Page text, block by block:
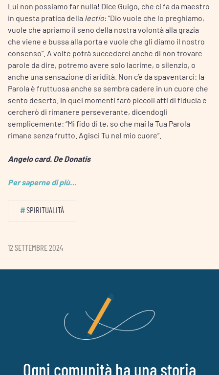
Lui non possiamo far nulla! Dice Guigo, che ci fa da maestro
in questa pratica della lectio: “Dio vuole che lo preghiamo,
vuole che apriamo il seno della nostra volontà alla grazia
che viene e bussa alla porta e vuole che gli diamo il nostro
consenso”. A volte potrà succederci anche di non trovare
parole da dire, potremo avere solo lacrime, o silenzio, o
anche una sensazione di aridità. Non c’è da spaventarci: la
Parola è fruttuosa anche se sembra cadere in un cuore che
sento deserto. In quei momenti farò piccoli atti di fiducia e
cercherò di rimanere perseverante, dicendogli
semplicemente: “Mi fido di te, so che mai la Tua Parola
rimane senza frutto. Agisci Tu nel mio cuore”.
Angelo card. De Donatis
Per saperne di più…
#SPIRITUALITÀ
12 SETTEMBRE 2024
Ogni comunità ha una storia